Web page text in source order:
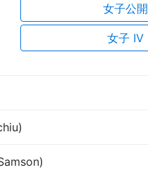
女子公開
女子 IV